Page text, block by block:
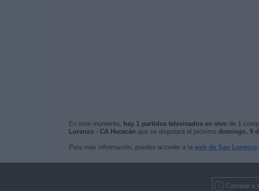
En este momento, hay 1 partidos televisados en vivo de 1
Lorenzo - CA Huracán que se disputará el próximo domingo, 9
Para más información, puedes acceder a la web de San Lorenzo.
Cambiar a